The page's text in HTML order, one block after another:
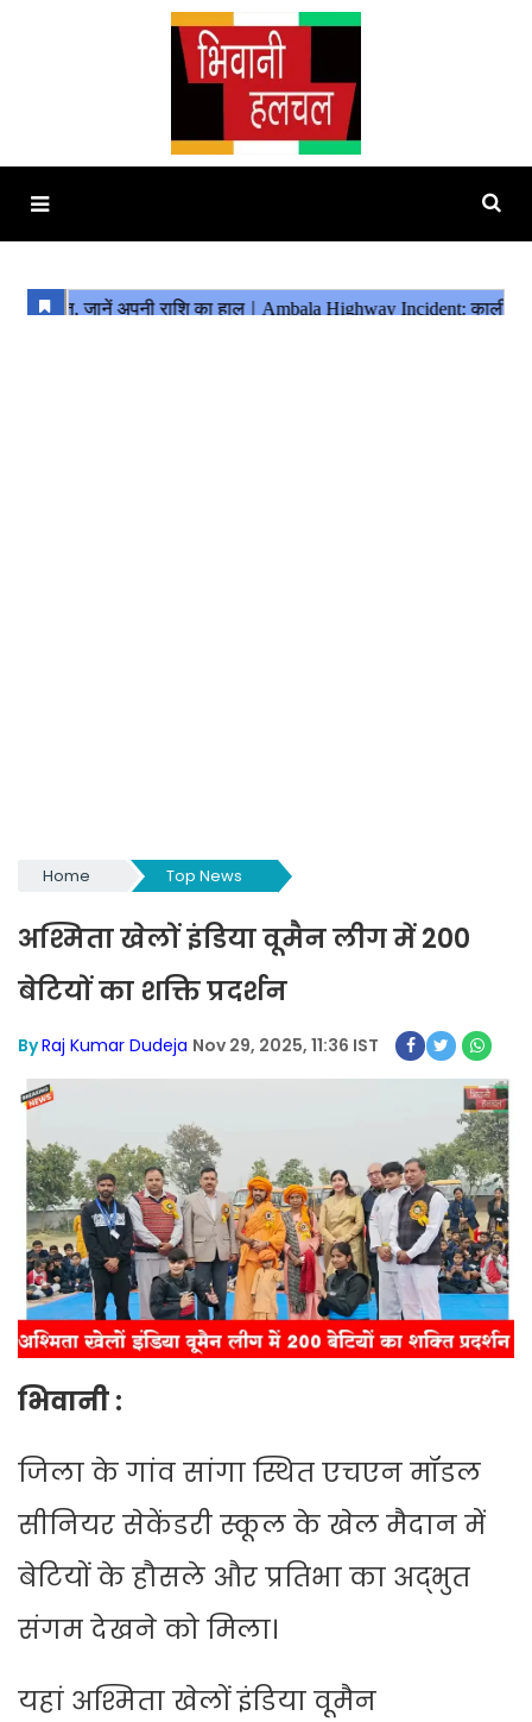
Home Top News
अश्मिता खेलों इंडिया वूमैन लीग में 200
बेटियों का शक्ति प्रदर्शन
ByRaj Kumar Dudeja Nov 29, 2025, 11:36 IST
भिवानी :
जिला के गांव सांगा स्थित एचएन मॉडल
सीनियर सेकेंडरी स्कूल के खेल मैदान में
बेटियों के हौसले और प्रतिभा का अद्भुत
संगम देखने को मिला।
यहां अश्मिता खेलों इंडिया वूमैन